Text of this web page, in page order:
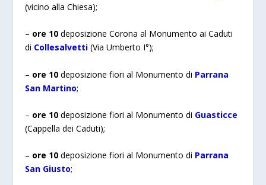
(vicino alla Chiesa);
– ore 10 deposizione Corona al Monumento ai Caduti
di Collesalvetti (Via Umberto I°);
– ore 10 deposizione fiori al Monumento di Parrana
San Martino;
– ore 10 deposizione fiori al Monumento di Guasticce
(Cappella dei Caduti);
– ore 10 deposizione fiori al Monumento di Parrana
San Giusto;